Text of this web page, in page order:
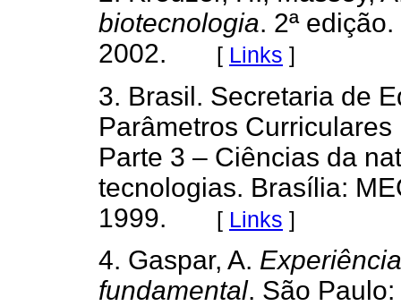
biotecnologia. 2ª
2002. [ Links ]
3. Brasil. Secretaria de
Parâmetros
Parte 3 – Ciências da
tecnologias. Brasília:
1999. [ Links ]
4. Gaspar, A.
fundamental. São